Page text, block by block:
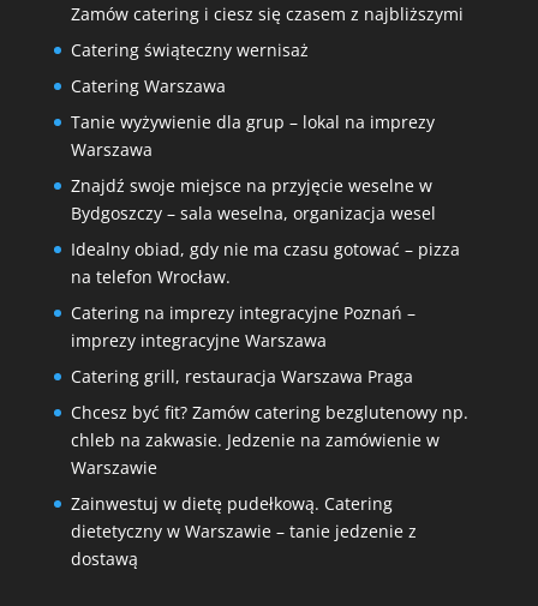
Zamów catering i ciesz się czasem z najbliższymi
Catering świąteczny wernisaż
Catering Warszawa
Tanie wyżywienie dla grup – lokal na imprezy
Warszawa
Znajdź swoje miejsce na przyjęcie weselne w
Bydgoszczy – sala weselna, organizacja wesel
Idealny obiad, gdy nie ma czasu gotować – pizza
na telefon Wrocław.
Catering na imprezy integracyjne Poznań –
imprezy integracyjne Warszawa
Catering grill, restauracja Warszawa Praga
Chcesz być fit? Zamów catering bezglutenowy np.
chleb na zakwasie. Jedzenie na zamówienie w
Warszawie
Zainwestuj w dietę pudełkową. Catering
dietetyczny w Warszawie – tanie jedzenie z
dostawą